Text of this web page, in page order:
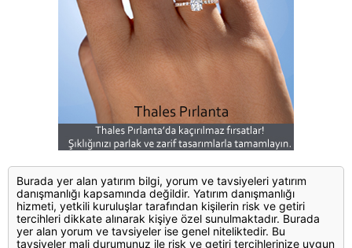
Burada yer alan yatırım bilgi, yorum ve tavsiyeleri yatırım
danışmanlığı kapsamında değildir. Yatırım danışmanlığı
hizmeti, yetkili kuruluşlar tarafından kişilerin risk ve getiri
tercihleri dikkate alınarak kişiye özel sunulmaktadır. Burada
yer alan yorum ve tavsiyeler ise genel niteliktedir. Bu
tavsiyeler mali durumunuz ile risk ve getiri tercihlerinize uygun